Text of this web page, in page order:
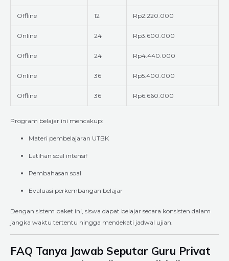
Offline 12 Rp2.220.000
Online 24 Rp3.600.000
Offline 24 Rp4.440.000
Online 36 Rp5.400.000
Offline 36 Rp6.660.000
Program belajar ini mencakup:
Materi pembelajaran UTBK
Latihan soal intensif
Pembahasan soal
Evaluasi perkembangan belajar
Dengan sistem paket ini, siswa dapat belajar secara konsisten dalam
jangka waktu tertentu hingga mendekati jadwal ujian.
FAQ Tanya Jawab Seputar Guru Privat